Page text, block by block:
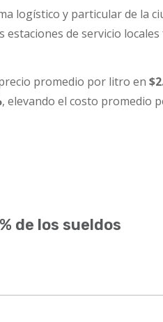
logístico y particular de la
de servicio locales
promedio por litro en
, elevando el costo promedio
de los sueldos